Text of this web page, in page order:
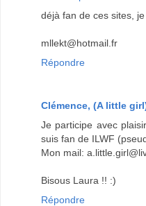
déjà fan de ces sites,
mllekt@hotmail.fr
Répondre
Clémence, (A little
Je participe avec
suis fan de ILWF
Mon mail:
Bisous Laura !! :)
Répondre